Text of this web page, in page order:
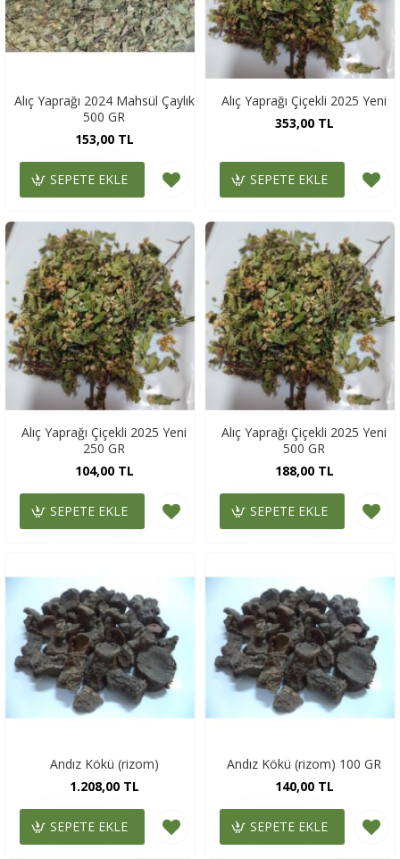
Alıç Yaprağı 2024 Mahsül Çaylık
500 GR
153,00 TL
SEPETE EKLE
Alıç Yaprağı Çiçekli 2025 Yeni
353,00 TL
SEPETE EKLE
Alıç Yaprağı Çiçekli 2025 Yeni
250 GR
104,00 TL
SEPETE EKLE
Alıç Yaprağı Çiçekli 2025 Yeni
500 GR
188,00 TL
SEPETE EKLE
Andız Kökü (rizom)
1.208,00 TL
SEPETE EKLE
Andız Kökü (rizom) 100 GR
140,00 TL
SEPETE EKLE